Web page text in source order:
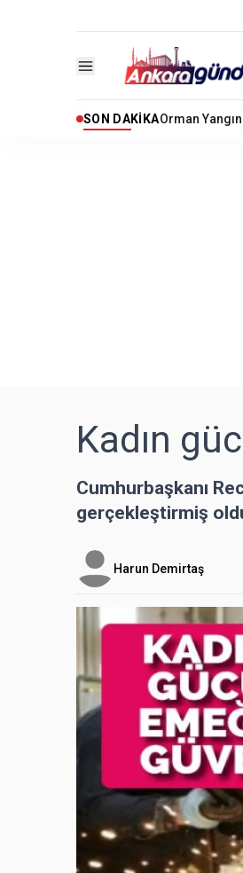
SON DAKIKAAnkara'da
Kadın
Cumhurbaşkanı
gerçekleştirmiş
Harun Demirtaş